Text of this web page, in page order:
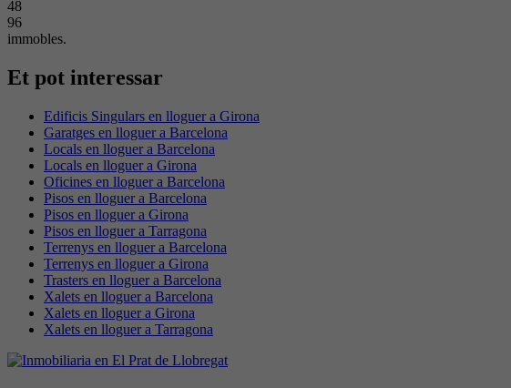
48
96
immobles.
Et pot interessar
Edificis Singulars en lloguer a Girona
Garatges en lloguer a Barcelona
Locals en lloguer a Barcelona
Locals en lloguer a Girona
Oficines en lloguer a Barcelona
Pisos en lloguer a Barcelona
Pisos en lloguer a Girona
Pisos en lloguer a Tarragona
Terrenys en lloguer a Barcelona
Terrenys en lloguer a Girona
Trasters en lloguer a Barcelona
Xalets en lloguer a Barcelona
Xalets en lloguer a Girona
Xalets en lloguer a Tarragona